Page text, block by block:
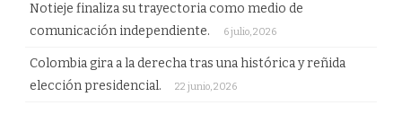
Notieje finaliza su trayectoria como medio de
comunicación independiente.
6 julio, 2026
Colombia gira a la derecha tras una histórica y reñida
elección presidencial.
22 junio, 2026